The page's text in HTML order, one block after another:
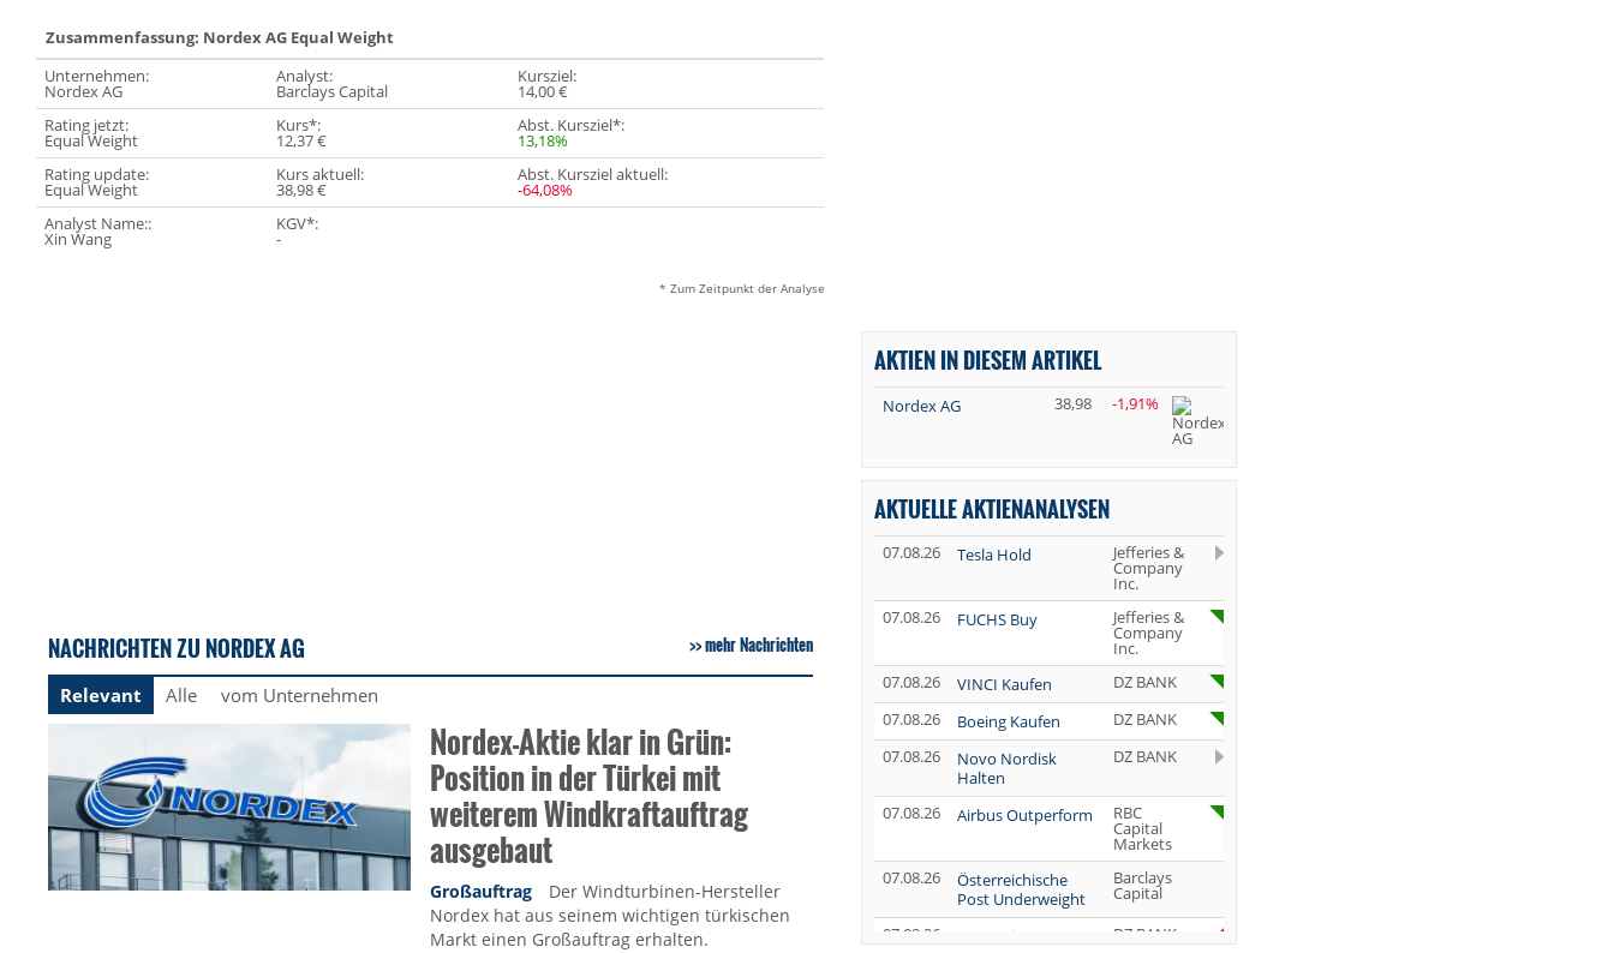
Zusammenfassung: Nordex AG Equal Weight
Unternehmen:
Nordex AG
Analyst:
Barclays Capital
Kursziel:
14,00 €
Rating jetzt:
Equal Weight
Kurs*:
12,37 €
Abst. Kursziel*:
13,18%
Rating update:
Equal Weight
Kurs aktuell:
38,98 €
Abst. Kursziel aktuell:
-64,08%
Analyst Name::
Xin Wang
KGV*:
-
* Zum Zeitpunkt der Analyse
NACHRICHTEN ZU NORDEX AG mehr Nachrichten
Relevant Alle vom Unternehmen
Nordex-Aktie klar in Grün:
Position in der Türkei mit
weiterem Windkraftauftrag
ausgebaut
Großauftrag
Der Windturbinen-Hersteller
Nordex hat aus seinem wichtigen türkischen
Markt einen Großauftrag erhalten.
AKTIEN IN DIESEM ARTIKEL
Nordex AG 38,98 -1,91%
AKTUELLE AKTIENANALYSEN
07.08.26 Tesla Hold Jefferies &
Company
Inc.
07.08.26
FUCHS Buy Jefferies &
Company
Inc.
07.08.26
VINCI Kaufen
DZ BANK
07.08.26
Boeing Kaufen
DZ BANK
07.08.26
Novo Nordisk
Halten
DZ BANK
07.08.26 Airbus Outperform RBC
Capital
Markets
07.08.26
Österreichische
Post Underweight
Barclays
Capital
07.08.26
SUSS MicroTec
DZ BANK